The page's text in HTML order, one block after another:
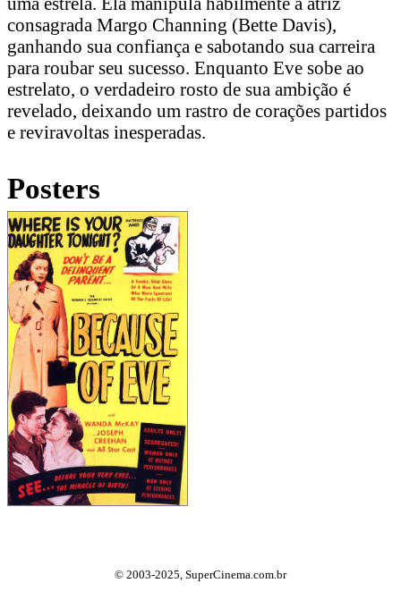
consagrada Margo Channing (Bette Davis),
ganhando sua confiança e sabotando sua carreira
para roubar seu sucesso. Enquanto Eve sobe ao
estrelato, o verdadeiro rosto de sua ambição é
revelado, deixando um rastro de corações partidos
e reviravoltas inesperadas.
Posters
© 2003-2025, SuperCinema.com.br